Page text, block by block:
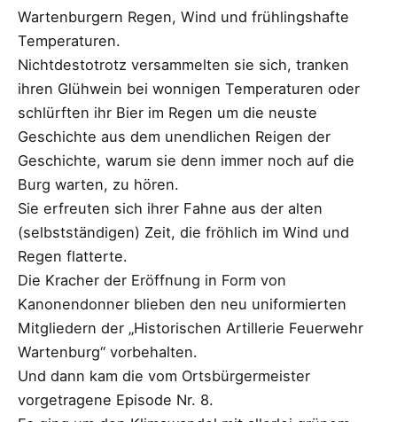
Wartenburgern Regen, Wind und frühlingshafte
Temperaturen.
Nichtdestotrotz versammelten sie sich, tranken
ihren Glühwein bei wonnigen Temperaturen oder
schlürften ihr Bier im Regen um die neuste
Geschichte aus dem unendlichen Reigen der
Geschichte, warum sie denn immer noch auf die
Burg warten, zu hören.
Sie erfreuten sich ihrer Fahne aus der alten
(selbstständigen) Zeit, die fröhlich im Wind und
Regen flatterte.
Die Kracher der Eröffnung in Form von
Kanonendonner blieben den neu uniformierten
Mitgliedern der „Historischen Artillerie Feuerwehr
Wartenburg“ vorbehalten.
Und dann kam die vom Ortsbürgermeister
vorgetragene Episode Nr. 8.